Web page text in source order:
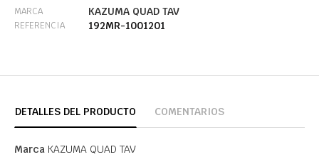
MARCA KAZUMA QUAD TAV
REFERENCIA 192MR-1001201
DETALLES DEL PRODUCTO COMENTARIOS
Marca KAZUMA QUAD TAV